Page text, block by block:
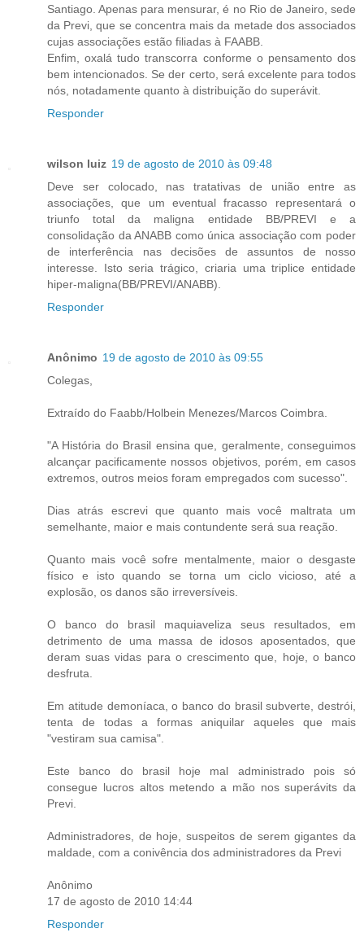
Santiago. Apenas para mensurar, é no Rio de Janeiro, sede
da Previ, que se concentra mais da metade dos associados
cujas associações estão filiadas à FAABB.
Enfim, oxalá tudo transcorra conforme o pensamento dos
bem intencionados. Se der certo, será excelente para todos
nós, notadamente quanto à distribuição do superávit.
Responder
wilson luiz 19 de agosto de 2010 às 09:48
Deve ser colocado, nas tratativas de união entre as
associações, que um eventual fracasso representará o
triunfo total da maligna entidade BB/PREVI e a
consolidação da ANABB como única associação com poder
de interferência nas decisões de assuntos de nosso
interesse. Isto seria trágico, criaria uma triplice entidade
hiper-maligna(BB/PREVI/ANABB).
Responder
Anônimo 19 de agosto de 2010 às 09:55
Colegas,
Extraído do Faabb/Holbein Menezes/Marcos Coimbra.
"A História do Brasil ensina que, geralmente, conseguimos
alcançar pacificamente nossos objetivos, porém, em casos
extremos, outros meios foram empregados com sucesso".
Dias atrás escrevi que quanto mais você maltrata um
semelhante, maior e mais contundente será sua reação.
Quanto mais você sofre mentalmente, maior o desgaste
físico e isto quando se torna um ciclo vicioso, até a
explosão, os danos são irreversíveis.
O banco do brasil maquiaveliza seus resultados, em
detrimento de uma massa de idosos aposentados, que
deram suas vidas para o crescimento que, hoje, o banco
desfruta.
Em atitude demoníaca, o banco do brasil subverte, destrói,
tenta de todas a formas aniquilar aqueles que mais
"vestiram sua camisa".
Este banco do brasil hoje mal administrado pois só
consegue lucros altos metendo a mão nos superávits da
Previ.
Administradores, de hoje, suspeitos de serem gigantes da
maldade, com a conivência dos administradores da Previ
Anônimo
17 de agosto de 2010 14:44
Responder